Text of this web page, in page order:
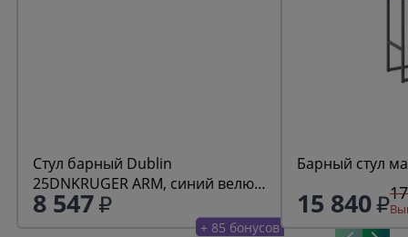
Стул барный Dublin
25DNKRUGER ARM, синий велюр
(MJ9-117)
8 547
+ 85 бонусов
Барный стул
15 840